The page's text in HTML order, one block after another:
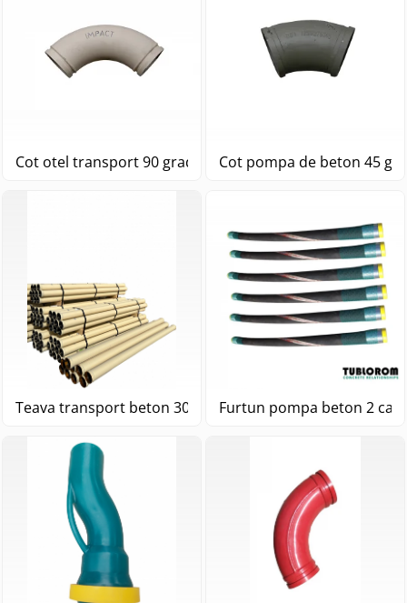
Cot otel transport 90 grade DN125
Teava transport beton 3000mm Furtun pompa beton 2